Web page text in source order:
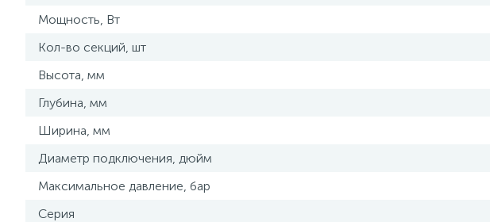
Мощность, Вт
Кол-во секций, шт
Высота, мм
Глубина, мм
Ширина, мм
Диаметр подключения, дюйм
Максимальное давление, бар
Серия